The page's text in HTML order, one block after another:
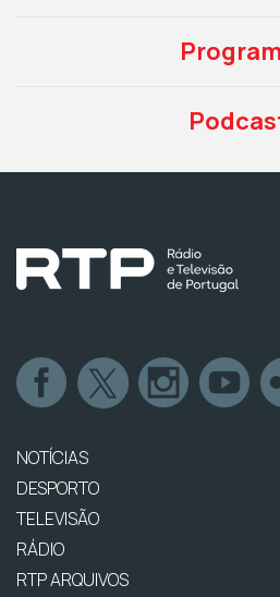
NOTÍCIAS
DESPORTO
TELEVISÃO
RÁDIO
RTP ARQUIVOS